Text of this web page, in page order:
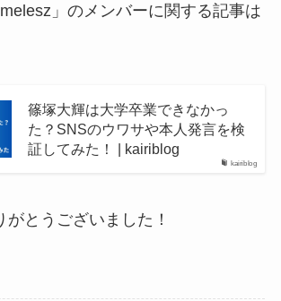
」のメンバーに関する記事は
kairiblog
篠塚大輝は大学卒業できなかっ
た？SNSのウワサや本人発言を検
証してみた！ | kairiblog
がとうございました！